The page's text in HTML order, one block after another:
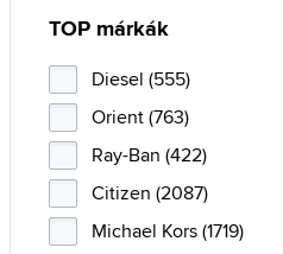
TOP márkák
Diesel (555)
Orient (763)
Ray-Ban (422)
Citizen (2087)
Michael Kors (1719)